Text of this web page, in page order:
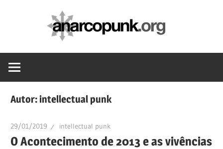
Autor:intellectual punk
29/01/2019 intellectual punk
O Acontecimento de 2013 e as vivências